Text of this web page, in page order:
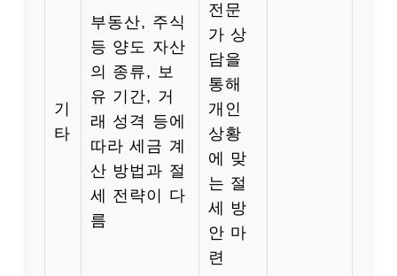
기
타
부동산, 주식
등 양도 자산
의 종류, 보
유 기간, 거
래 성격 등에
따라 세금 계
산 방법과 절
세 전략이 다
름
전문
가 상
담을
통해
개인
상황
에 맞
는 절
세 방
안 마
련